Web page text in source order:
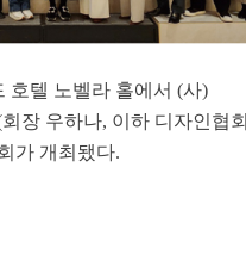
호텔 노벨라 홀에서 (사)
회장 우하나, 이하 디자인협
가 개최됐다.